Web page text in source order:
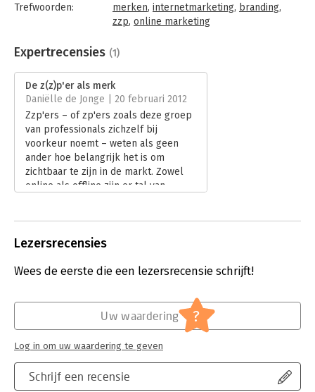
Trefwoorden:
merken, internetmarketing, branding,
zzp, online marketing
Bindwijze:
e-book
Bestandsformaat:
Aantal pagina's:
113
Uitgever:
Unieboek | Het Spectrum
Druk:
1
Verschijningsdatum:
5-1-2012
Hoofdrubriek: Reclame en verkoop
Expertrecensies (1)
De z(z)p'er als merk
Daniëlle de Jonge | 20 februari 2012
Zzp'ers – of zp'ers zoals deze groep
van professionals zichzelf bij
voorkeur noemt – weten als geen
ander hoe belangrijk het is om
zichtbaar te zijn in de markt. Zowel
online als offline zijn er tal van
vraag: hoe u zich gaat profileren?
onderscheidende kenmerken maakt
bent dan de anderen is makkelijker
dan u denkt. Het boek 'De z(z)p'er als
merk' van Huub van Zwieten en
Martine van den Hoed is een
gestructureerd 'uw merk' te creëren.
Lezersrecensies
Wees de eerste die een lezersrecensie schrijft!
Schrijf een recensie
Uw waardering ?
Log in om uw waardering te geven